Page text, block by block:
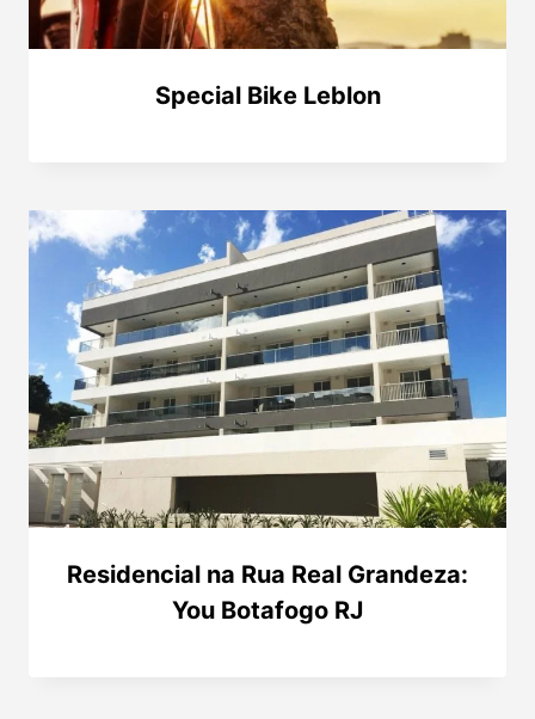
Special Bike Leblon
Residencial na Rua Real Grandeza:
You Botafogo RJ